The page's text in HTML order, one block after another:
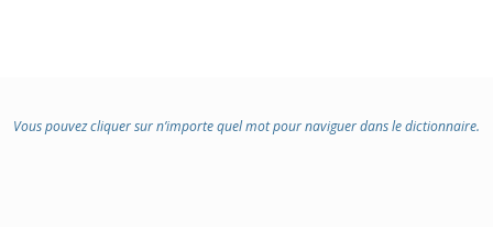
Vous pouvez cliquer sur n’importe quel mot pour naviguer dans le dictionnaire.